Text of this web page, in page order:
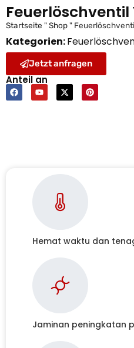
Feuerlöschventil
Startseite "Shop"
Kategorien:
Jetzt anfragen
Anteil an
Hemat waktu dan
Jaminan peningkatan